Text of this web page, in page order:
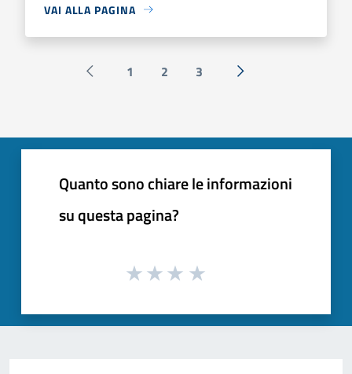
VAI ALLA PAGINA
Pagina precedente
1 2 3 Successiva »
Quanto sono chiare le informazioni
su questa pagina?